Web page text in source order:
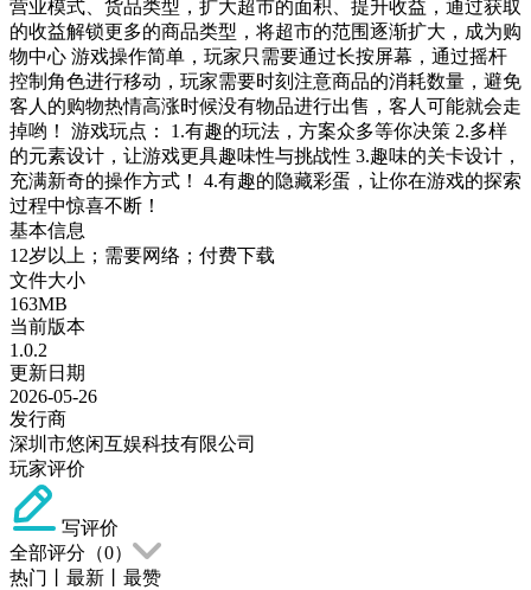
营业模式、货品类型，扩大超市的面积、提升收益，通过获取
的收益解锁更多的商品类型，将超市的范围逐渐扩大，成为购
物中心 游戏操作简单，玩家只需要通过长按屏幕，通过摇杆
控制角色进行移动，玩家需要时刻注意商品的消耗数量，避免
客人的购物热情高涨时候没有物品进行出售，客人可能就会走
掉哟！ 游戏玩点： 1.有趣的玩法，方案众多等你决策 2.多样
的元素设计，让游戏更具趣味性与挑战性 3.趣味的关卡设计，
充满新奇的操作方式！ 4.有趣的隐藏彩蛋，让你在游戏的探索
过程中惊喜不断！
基本信息
12岁以上；需要网络；付费下载
文件大小
163MB
当前版本
1.0.2
更新日期
2026-05-26
发行商
深圳市悠闲互娱科技有限公司
玩家评价
写评价
全部评分（0）
热门
最新
最赞